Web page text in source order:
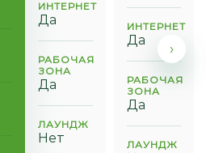
ИНТЕРНЕТ
Да
РАБОЧАЯ
ЗОНА
Да
ЛАУНДЖ
Нет
ИНТЕРНЕТ
Да
РАБОЧАЯ
ЗОНА
Да
ЛАУНДЖ
›